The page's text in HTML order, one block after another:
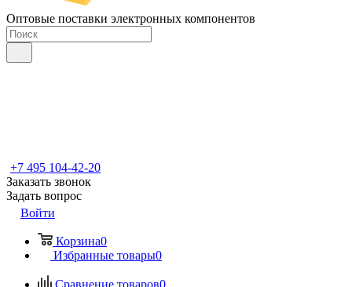
Оптовые поставки электронных компонентов
+7 495 104-42-20
Заказать звонок
Задать вопрос
Войти
Корзина0
Избранные товары0
Сравнение товаров0